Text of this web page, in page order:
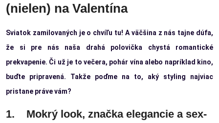
(nielen) na Valentína
Sviatok zamilovaných je o chvíľu tu! A väčšina z nás tajne dúfa,
že si pre nás naša drahá polovička chystá romantické
prekvapenie. Či už je to večera, pohár vína alebo napríklad kino,
buďte pripravená. Takže poďme na to, aký styling najviac
pristane práve vám?
1. Mokrý look, značka elegancie a sex-